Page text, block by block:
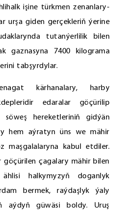
işine türkmen zenanlary-
urşa giden gerçekleriň ýerine
tutanýerlilik bilen
gaznasyna 7400 kilograma
tabşyrdylar.
kärhanalary, harby
edaralar göçürilip
söweş hereketleriniň gidýän
hem aýratyn üns we mähir
maşgalalaryna kabul etdiler.
çagalary mähir bilen
halkymyzyň doganlyk
bermek, raýdaşlyk ýaly
aýdyň güwäsi boldy. Uruş